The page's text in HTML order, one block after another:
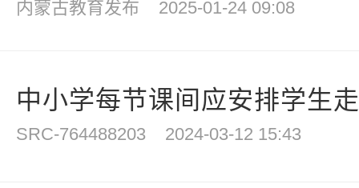
内蒙古教育发布 2025-01-24 09:08
中小学每节课间应安排学生
SRC-764488203 2024-03-12 15:43